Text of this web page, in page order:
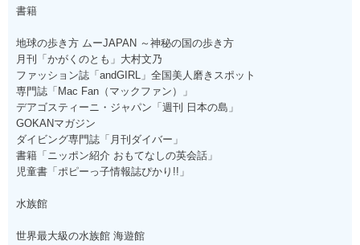
書籍
地球の歩き方 ムーJAPAN ～神秘の国の歩き方
月刊「かがくのとも」大村文乃
ファッション誌「andGIRL」全国美人磨きスポット
専門誌「Mac Fan（マックファン）」
デアゴスティーニ・ジャパン「週刊 日本の島」
GOKANマガジン
ダイビング専門誌「月刊ダイバー」
書籍「ニッポン紹介 おもてなしの英会話」
児童書「ポピーっ子情報誌ぴかり!!」
水族館
世界最大級の水族館 海遊館